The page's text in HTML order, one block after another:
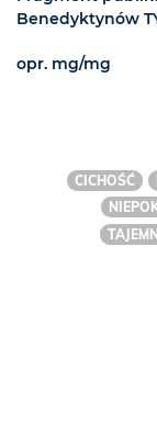
Benedyktynów
opr. mg/mg
CICHOŚĆ